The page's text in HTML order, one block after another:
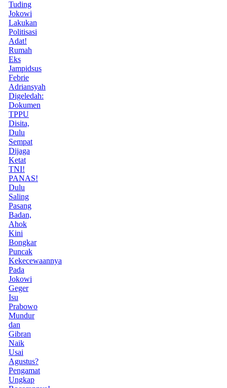
Tuding
Jokowi
Lakukan
Politisasi
Adat!
Rumah
Eks
Jampidsus
Febrie
Adriansyah
Digeledah:
Dokumen
TPPU
Disita,
Dulu
Sempat
Dijaga
Ketat
TNI!
PANAS!
Dulu
Saling
Pasang
Badan,
Ahok
Kini
Bongkar
Puncak
Kekecewaannya
Pada
Jokowi
Geger
Isu
Prabowo
Mundur
dan
Gibran
Naik
Usai
Agustus?
Pengamat
Ungkap